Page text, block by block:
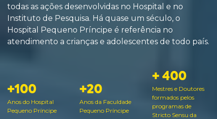
todas as ações desenvolvidas no Hospital e no
Instituto de Pesquisa. Há quase um século, o
Hospital Pequeno Príncipe é referência no
atendimento a crianças e adolescentes de todo país.
+100
Anos do Hospital
Pequeno Príncipe
+20
Anos da Faculdade
Pequeno Príncipe
+ 400
Mestres e Doutores
formados pelos
programas de
Stricto Sensu da